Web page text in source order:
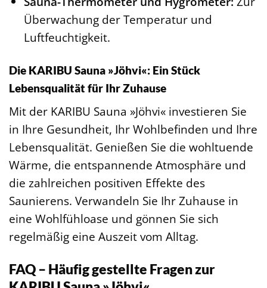
Überwachung der Temperatur und
Luftfeuchtigkeit.
Die KARIBU Sauna »Jöhvi«: Ein Stück
Lebensqualität für Ihr Zuhause
Mit der KARIBU Sauna »Jöhvi« investieren Sie
in Ihre Gesundheit, Ihr Wohlbefinden und Ihre
Lebensqualität. Genießen Sie die wohltuende
Wärme, die entspannende Atmosphäre und
die zahlreichen positiven Effekte des
Saunierens. Verwandeln Sie Ihr Zuhause in
eine Wohlfühloase und gönnen Sie sich
regelmäßig eine Auszeit vom Alltag.
FAQ – Häufig gestellte Fragen zur